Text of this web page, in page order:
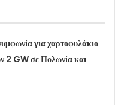
για χαρτοφυλάκιο
2 GW σε Πολωνία και